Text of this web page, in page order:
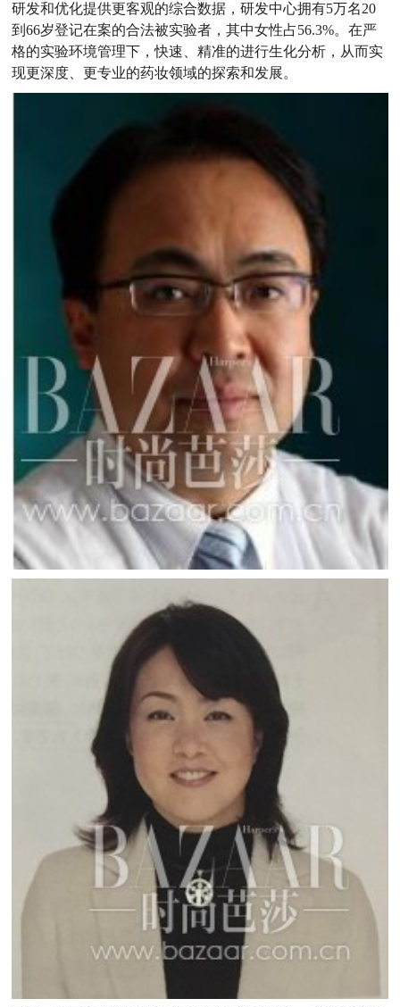
研发和优化提供更客观的综合数据，研发中心拥有5万名20
到66岁登记在案的合法被实验者，其中女性占56.3%。在严
格的实验环境管理下，快速、精准的进行生化分析，从而实
现更深度、更专业的药妆领域的探索和发展。